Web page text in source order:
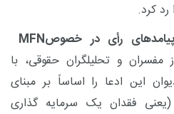
رد کرد.
رأی در خصوصMFN
مفسران و تحلیلگران حقوقی، با
این ادعا را اساساً بر مبنای
(یعنی فقدان یک سرمایه گذاری